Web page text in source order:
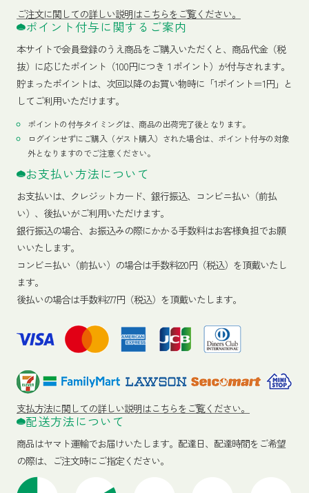
ご注文に関しての詳しい説明はこちらをご覧ください。
ポイント付与に関するご案内
本サイトで会員登録のうえ商品をご購入いただくと、商品代金（税
抜）に応じたポイント（100円につき１ポイント）が付与されます。
貯まったポイントは、次回以降のお買い物時に「1ポイント＝1円」と
してご利用いただけます。
ポイントの付与タイミングは、商品の出荷完了後となります。
ログインせずにご購入（ゲスト購入）された場合は、ポイント付与の対象
外となりますのでご注意ください。
お支払い方法について
お支払いは、クレジットカード、銀行振込、コンビニ払い（前払
い）、後払いがご利用いただけます。
銀行振込の場合、お振込みの際にかかる手数料はお客様負担でお願
いいたします。
コンビニ払い（前払い）の場合は手数料220円（税込）を頂戴いたし
ます。
後払いの場合は手数料277円（税込）を頂戴いたします。
支払方法に関しての詳しい説明はこちらをご覧ください。
配送方法について
商品はヤマト運輸でお届けいたします。 配達日、配達時間をご希望
の際は、ご注文時にご指定ください。